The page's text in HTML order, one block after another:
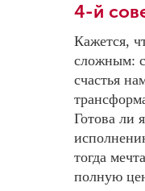
4-й
Кажется,
сложным:
счастья
Готова ли
тогда
полную